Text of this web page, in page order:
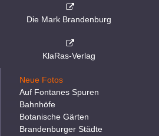
Die Mark Brandenburg
KlaRas-Verlag
Neue Fotos
Auf Fontanes Spuren
Bahnhöfe
Botanische Gärten
Brandenburger Städte